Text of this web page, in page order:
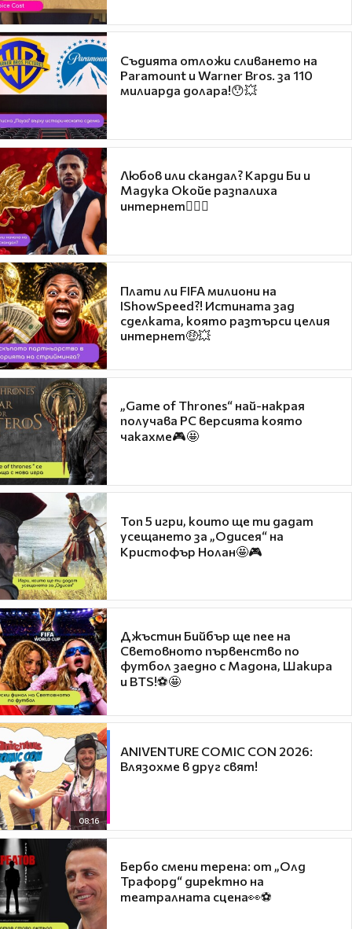
Съдията отложи сливането на
Paramount и Warner Bros. за 110
милиарда долара!😯💥
Любов или скандал? Карди Би и
Мадука Окойе разпалиха
интернет❤️‍🔥🔥
Плати ли FIFA милиони на
IShowSpeed?! Истината зад
сделката, която разтърси целия
интернет🤑💥
„Game of Thrones“ най-накрая
получава PC версията която
чакахме🎮🤩
Топ 5 игри, които ще ти дадат
усещането за „Одисея“ на
Кристофър Нолан🤩🎮
Джъстин Бийбър ще пее на
Световното първенство по
футбол заедно с Мадона, Шакира
и BTS!⚽🤩
08:16
ANIVENTURE COMIC CON 2026:
Влязохме в друг свят!
Бербо смени терена: от „Олд
Трафорд“ директно на
театралната сцена👀⚽